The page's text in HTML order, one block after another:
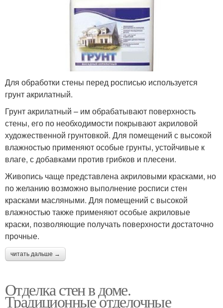
Для обработки стены перед росписью используется
грунт акрилатный.
Грунт акрилатный – им обрабатывают поверхность
стены, его по необходимости покрывают акриловой
художественной грунтовкой. Для помещений с высокой
влажностью применяют особые грунты, устойчивые к
влаге, с добавками против грибков и плесени.
Живопись чаще представлена акриловыми красками, но
по желанию возможно выполнение росписи стен
красками масляными. Для помещений с высокой
влажностью также применяют особые акриловые
краски, позволяющие получать поверхности достаточно
прочные.
читать дальше →
Отделка стен в доме.
Традиционные отделочные